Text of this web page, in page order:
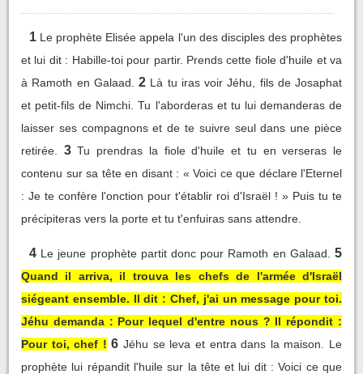
1 Le prophète Elisée appela l'un des disciples des prophètes
et lui dit : Habille-toi pour partir. Prends cette fiole d'huile et va
à Ramoth en Galaad.
2 Là tu iras voir Jéhu, fils de Josaphat
et petit-fils de Nimchi. Tu l'aborderas et tu lui demanderas de
laisser ses compagnons et de te suivre seul dans une pièce
retirée.
3 Tu prendras la fiole d'huile et tu en verseras le
contenu sur sa tête en disant : « Voici ce que déclare l'Eternel
: Je te confère l'onction pour t'établir roi d'Israël ! » Puis tu te
précipiteras vers la porte et tu t'enfuiras sans attendre.
4 Le jeune prophète partit donc pour Ramoth en Galaad. 5
Quand il arriva, il trouva les chefs de l'armée d'Israël
siégeant ensemble. Il dit : Chef, j'ai un message pour toi.
Jéhu demanda : Pour lequel d'entre nous ? Il répondit :
Pour toi, chef ! 6 Jéhu se leva et entra dans la maison. Le
prophète lui répandit l'huile sur la tête et lui dit : Voici ce que